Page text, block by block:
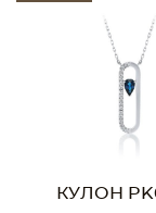
КУЛОН